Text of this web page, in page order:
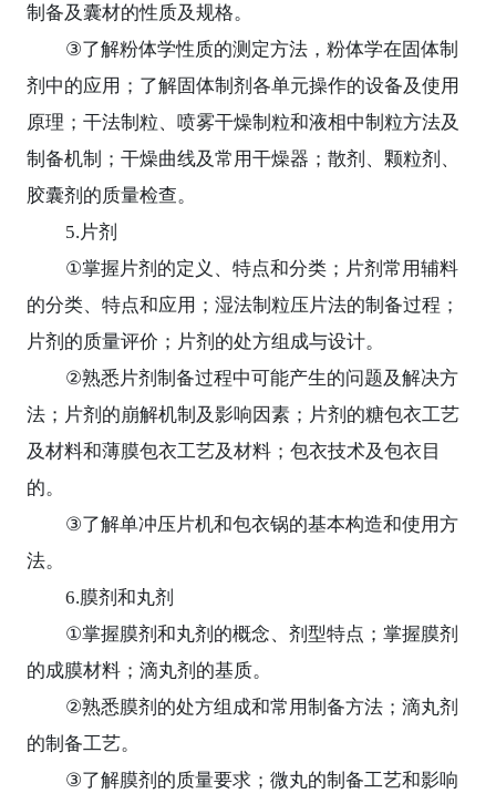
制备及囊材的性质及规格。
③了解粉体学性质的测定方法，粉体学在固体制
剂中的应用；了解固体制剂各单元操作的设备及使用
原理；干法制粒、喷雾干燥制粒和液相中制粒方法及
制备机制；干燥曲线及常用干燥器；散剂、颗粒剂、
胶囊剂的质量检查。
5.片剂
①掌握片剂的定义、特点和分类；片剂常用辅料
的分类、特点和应用；湿法制粒压片法的制备过程；
片剂的质量评价；片剂的处方组成与设计。
②熟悉片剂制备过程中可能产生的问题及解决方
法；片剂的崩解机制及影响因素；片剂的糖包衣工艺
及材料和薄膜包衣工艺及材料；包衣技术及包衣目
的。
③了解单冲压片机和包衣锅的基本构造和使用方
法。
6.膜剂和丸剂
①掌握膜剂和丸剂的概念、剂型特点；掌握膜剂
的成膜材料；滴丸剂的基质。
②熟悉膜剂的处方组成和常用制备方法；滴丸剂
的制备工艺。
③了解膜剂的质量要求；微丸的制备工艺和影响